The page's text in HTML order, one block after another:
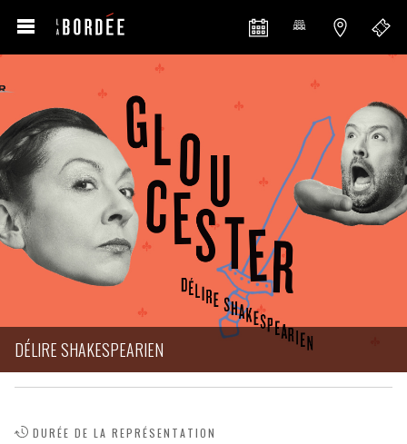
DÉLIRE SHAKESPEARIEN
DURÉE DE LA REPRÉSENTATION